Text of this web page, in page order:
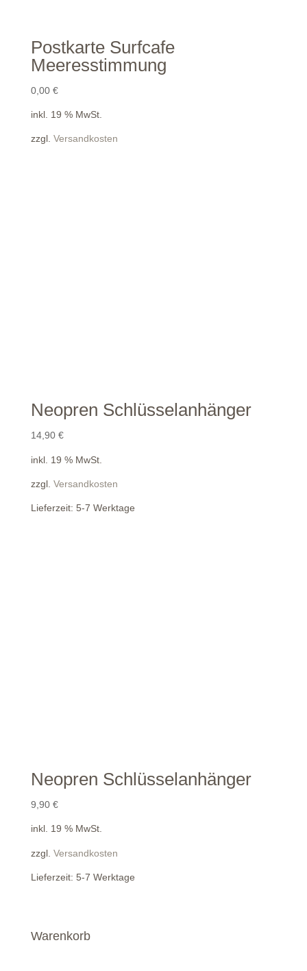
Postkarte Surfcafe
Meeresstimmung
0,00 €
inkl. 19 % MwSt.
zzgl. Versandkosten
Neopren Schlüsselanhänger
14,90 €
inkl. 19 % MwSt.
zzgl. Versandkosten
Lieferzeit: 5-7 Werktage
Neopren Schlüsselanhänger
9,90 €
inkl. 19 % MwSt.
zzgl. Versandkosten
Lieferzeit: 5-7 Werktage
Warenkorb